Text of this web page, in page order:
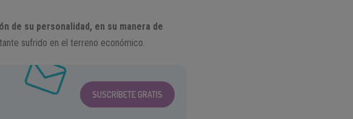
de su personalidad, en su manera de
sufrido en el terreno económico.
SUSCRÍBETE GRATIS